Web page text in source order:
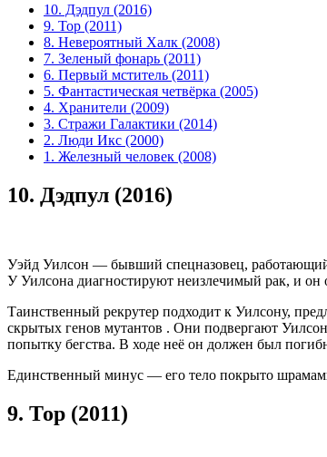
10. Дэдпул (2016)
9. Тор (2011)
8. Невероятный Халк (2008)
7. Зеленый фонарь (2011)
6. Первый мститель (2011)
5. Фантастическая четвёрка (2005)
4. Хранители (2009)
3. Стражи Галактики (2014)
2. Люди Икс (2000)
1. Железный человек (2008)
10. Дэдпул (2016)
Уэйд Уилсон — бывший спецназовец, работающий
У Уилсона диагностируют неизлечимый рак, и он
Таинственный рекрутер подходит к Уилсону,
скрытых генов мутантов . Они подвергают
попытку бегства. В ходе неё он должен был
Единственный минус — его тело покрыто
9. Тор (2011)